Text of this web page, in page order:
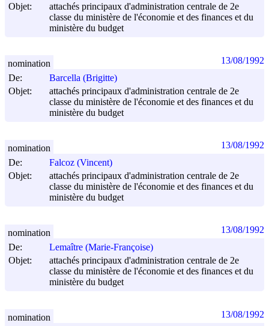
Objet:
attachés principaux d'administration centrale de 2e
classe du ministère de l'économie et des finances et du
ministère du budget
De:
Barcella (Brigitte)
Objet:
attachés principaux d'administration centrale de 2e
classe du ministère de l'économie et des finances et du
ministère du budget
nomination 13/08/1992
De:
Falcoz (Vincent)
Objet:
attachés principaux d'administration centrale de 2e
classe du ministère de l'économie et des finances et du
ministère du budget
nomination 13/08/1992
De:
Lemaître (Marie-Françoise)
Objet:
attachés principaux d'administration centrale de 2e
classe du ministère de l'économie et des finances et du
ministère du budget
nomination 13/08/1992
nomination 13/08/1992